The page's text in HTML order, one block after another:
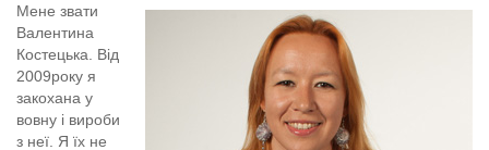
Сапоги
Дитяче взуття
Капці
Джемпери
Жакети
Жилети
Шапки
Аксесуари
Брошки
Контакти
Мене звати
Валентина
Костецька. Від
2009року я
закохана у
вовну і вироби
з неї. Я їх не